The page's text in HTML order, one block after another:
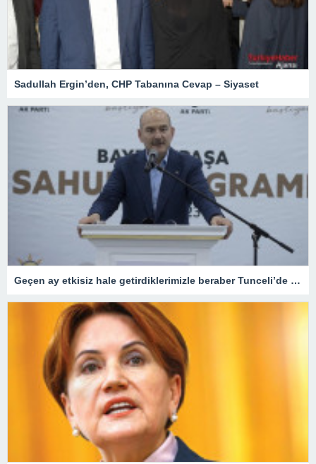
Sadullah Ergin’den, CHP Tabanına Cevap – Siyaset
Geçen ay etkisiz hale getirdiklerimizle beraber Tunceli’de terörist kalmadı